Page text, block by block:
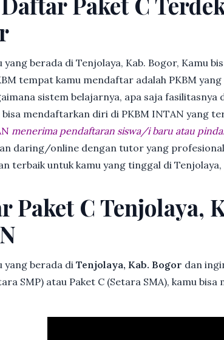
yang berada di Tenjolaya, Kab. Bogor, Kamu
tempat kamu mendaftar adalah PKBM
sistem belajarnya, apa saja
bisa mendaftarkan diri di PKBM INTAN yang
menerima pendaftaran siswa/i baru atau
daring/online dengan tutor yang
terbaik untuk kamu yang tinggal di
Paket C Tenjolaya,
yang berada di Tenjolaya, Kab. Bogor dan
SMP) atau Paket C (Setara SMA), kamu